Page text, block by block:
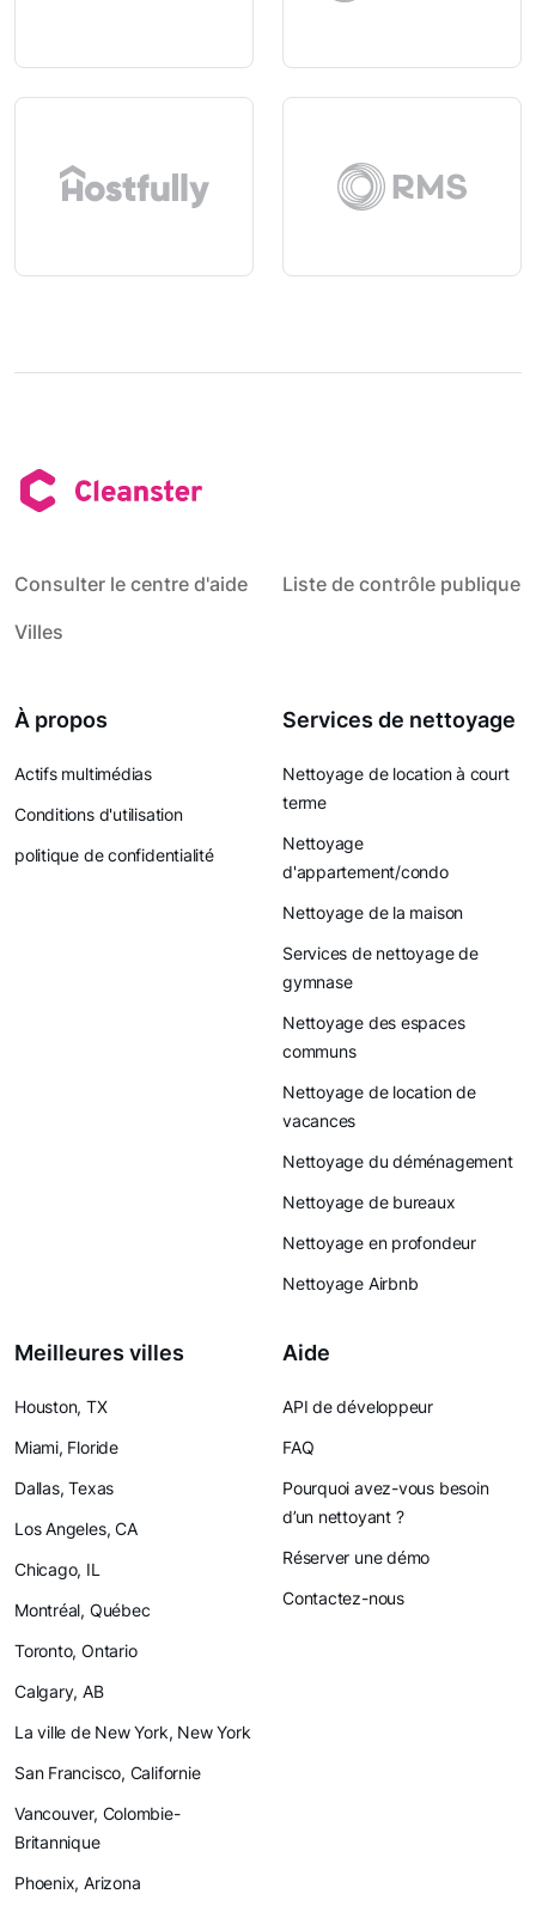
Consulter le centre d'aide
Liste de contrôle publique
Villes
À propos
Actifs multimédias
Conditions d'utilisation
politique de confidentialité
Services de nettoyage
Nettoyage de location à court
terme
Nettoyage
d'appartement/condo
Nettoyage de la maison
Services de nettoyage de
gymnase
Nettoyage des espaces
communs
Nettoyage de location de
vacances
Nettoyage du déménagement
Nettoyage de bureaux
Nettoyage en profondeur
Nettoyage Airbnb
Meilleures villes
Houston, TX
Miami, Floride
Dallas, Texas
Los Angeles, CA
Chicago, IL
Montréal, Québec
Toronto, Ontario
Calgary, AB
La ville de New York, New York
San Francisco, Californie
Vancouver, Colombie-
Britannique
Phoenix, Arizona
Aide
API de développeur
FAQ
Pourquoi avez-vous besoin
d’un nettoyant ?
Réserver une démo
Contactez-nous